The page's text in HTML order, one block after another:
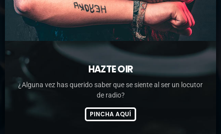
HAZTE OIR
¿Alguna vez has querido saber que se siente al ser un locutor
de radio?
PINCHA AQUÍ